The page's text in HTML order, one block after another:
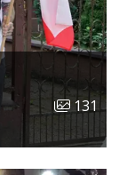
Liczba
131